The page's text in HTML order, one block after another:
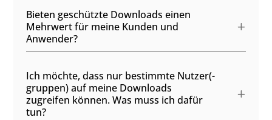
Bieten geschützte Downloads einen
Mehrwert für meine Kunden und
Anwender?
Ich möchte, dass nur bestimmte Nutzer(-
gruppen) auf meine Downloads
zugreifen können. Was muss ich dafür
tun?